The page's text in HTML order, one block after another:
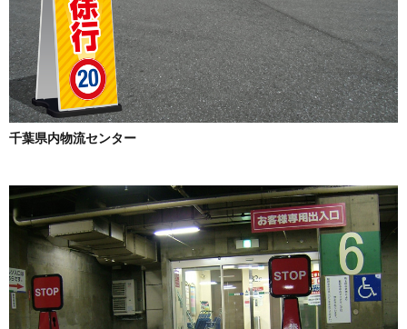
千葉県内物流センター